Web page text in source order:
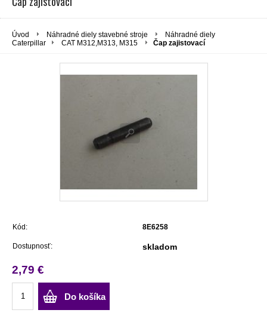
Úvod Náhradné diely stavebné stroje
Náhradné diely
Caterpillar
CAT M312,M313, M315 Čap zajistovací
Kód: 8E6258
Dostupnosť: skladom
2,79 €
Do košíka